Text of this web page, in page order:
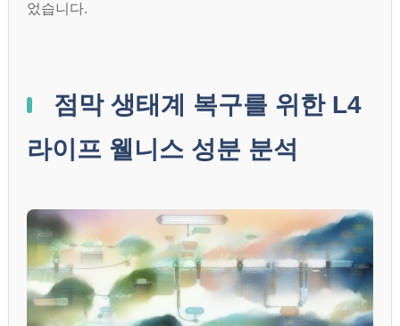
었습니다.
점막 생태계 복구를 위한 L4
라이프 웰니스 성분 분석